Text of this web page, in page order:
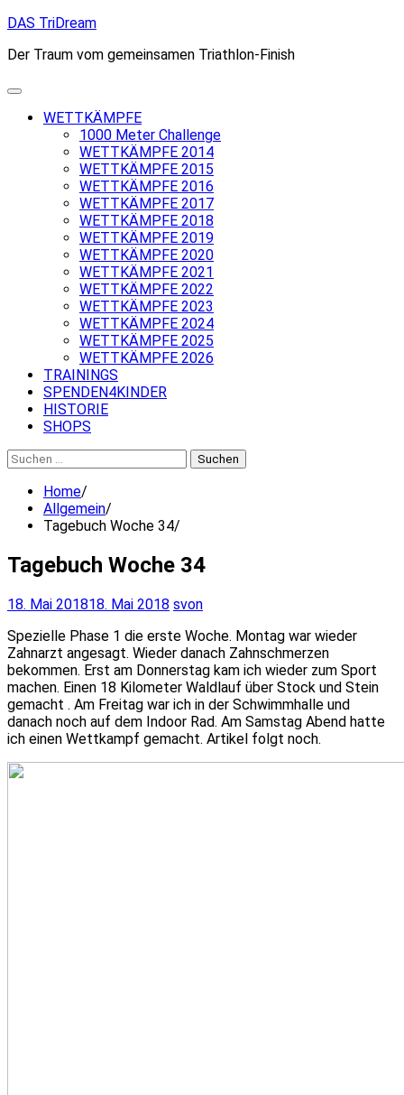
Skip
content
DAS TriDream
Der Traum vom gemeinsamen Triathlon-Finish
WETTKÄMPFE
1000 Meter Challenge
WETTKÄMPFE 2014
WETTKÄMPFE 2015
WETTKÄMPFE 2016
WETTKÄMPFE 2017
WETTKÄMPFE 2018
WETTKÄMPFE 2019
WETTKÄMPFE 2020
WETTKÄMPFE 2021
WETTKÄMPFE 2022
WETTKÄMPFE 2023
WETTKÄMPFE 2024
WETTKÄMPFE 2025
WETTKÄMPFE 2026
TRAININGS
SPENDEN4KINDER
HISTORIE
SHOPS
Suchen
nach:
Home
Allgemein
Tagebuch Woche 34
Tagebuch Woche 34
18. Mai 201818. Mai 2018 svon
Spezielle Phase 1 die erste Woche. Montag war wieder
Zahnarzt angesagt. Wieder danach Zahnschmerzen
bekommen. Erst am Donnerstag kam ich wieder zum Sport
machen. Einen 18 Kilometer Waldlauf über Stock und Stein
gemacht . Am Freitag war ich in der Schwimmhalle und
danach noch auf dem Indoor Rad. Am Samstag Abend hatte
ich einen Wettkampf gemacht. Artikel folgt noch.